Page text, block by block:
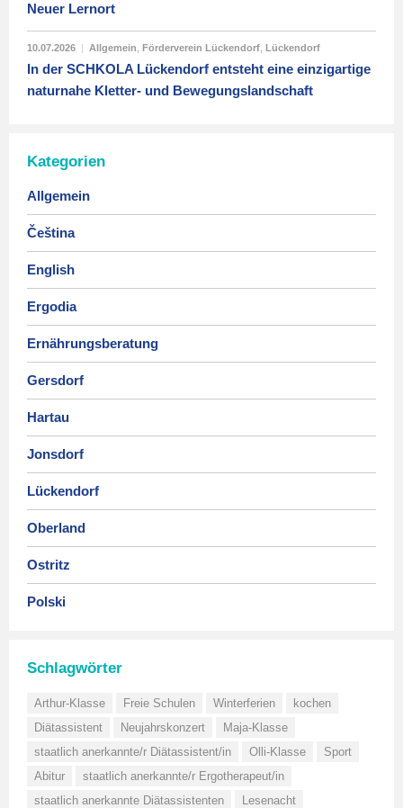
Neuer Lernort
10.07.2026 | Allgemein Förderverein Lückendorf Lückendorf
In der SCHKOLA Lückendorf entsteht eine einzigartige
naturnahe Kletter- und Bewegungslandschaft
Kategorien
Allgemein
Čeština
English
Ergodia
Ernährungsberatung
Gersdorf
Hartau
Jonsdorf
Lückendorf
Oberland
Ostritz
Polski
Schlagwörter
Arthur-Klasse Freie Schulen Winterferien
kochen
Diätassistent
Neujahrskonzert
Maja-Klasse
staatlich anerkannte/r Diätassistent/in
Olli-Klasse
Sport
Abitur
staatlich anerkannte/r Ergotherapeut/in
staatlich anerkannte Diätassistenten
Lesenacht